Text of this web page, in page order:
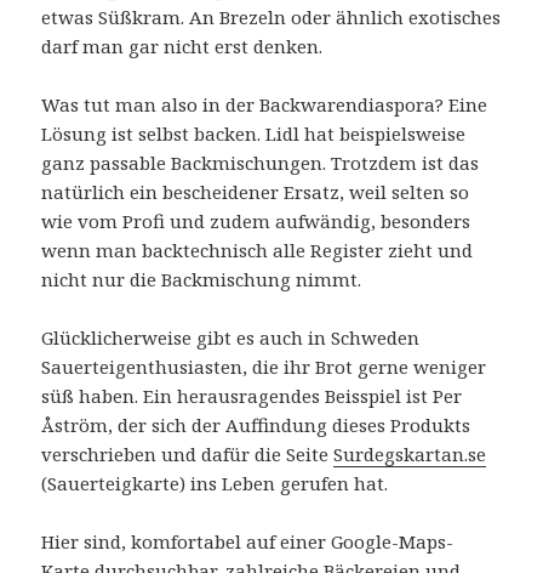
etwas Süßkram. An Brezeln oder ähnlich exotisches
darf man gar nicht erst denken.
Was tut man also in der Backwarendiaspora? Eine
Lösung ist selbst backen. Lidl hat beispielsweise
ganz passable Backmischungen. Trotzdem ist das
natürlich ein bescheidener Ersatz, weil selten so
wie vom Profi und zudem aufwändig, besonders
wenn man backtechnisch alle Register zieht und
nicht nur die Backmischung nimmt.
Glücklicherweise gibt es auch in Schweden
Sauerteigenthusiasten, die ihr Brot gerne weniger
süß haben. Ein herausragendes Beisspiel ist Per
Åström, der sich der Auffindung dieses Produkts
verschrieben und dafür die SeiteSurdegskartan.se
(Sauerteigkarte) ins Leben gerufen hat.
Hier sind, komfortabel auf einer Google-Maps-